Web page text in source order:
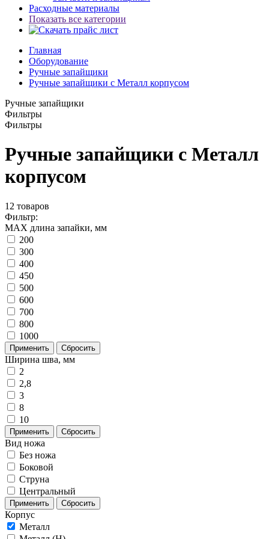
Расходные материалы
Показать все категории
Главная
Оборудование
Ручные запайщики
Ручные запайщики с Металл корпусом
Ручные запайщики
Фильтры
Фильтры
Ручные запайщики с Металл
корпусом
12 товаров
Фильтр:
MAX длина запайки, мм
200
300
400
450
500
600
700
800
1000
Применить Сбросить
Ширина шва, мм
2
2,8
3
8
10
Применить Сбросить
Вид ножа
Без ножа
Боковой
Струна
Центральный
Применить Сбросить
Корпус
Металл